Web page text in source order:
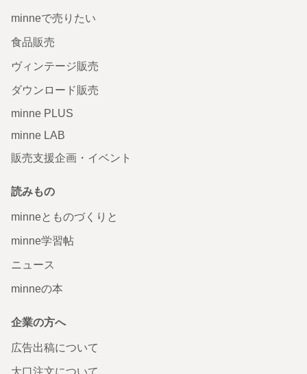
minneで売りたい
食品販売
ヴィンテージ販売
ダウンロード販売
minne PLUS
minne LAB
販売支援企画・イベント
読みもの
minneとものづくりと
minne学習帖
ニュース
minneの本
企業の方へ
広告出稿について
大口注文について